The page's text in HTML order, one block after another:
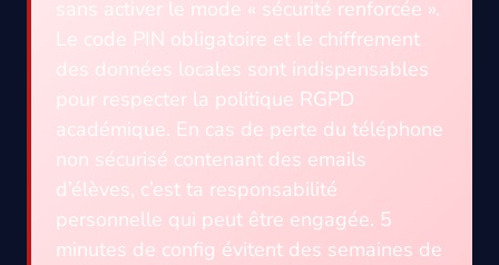
sans activer le mode « sécurité renforcée ».
Le code PIN obligatoire et le chiffrement
des données locales sont indispensables
pour respecter la politique RGPD
académique. En cas de perte du téléphone
non sécurisé contenant des emails
d’élèves, c’est ta responsabilité
personnelle qui peut être engagée. 5
minutes de config évitent des semaines de